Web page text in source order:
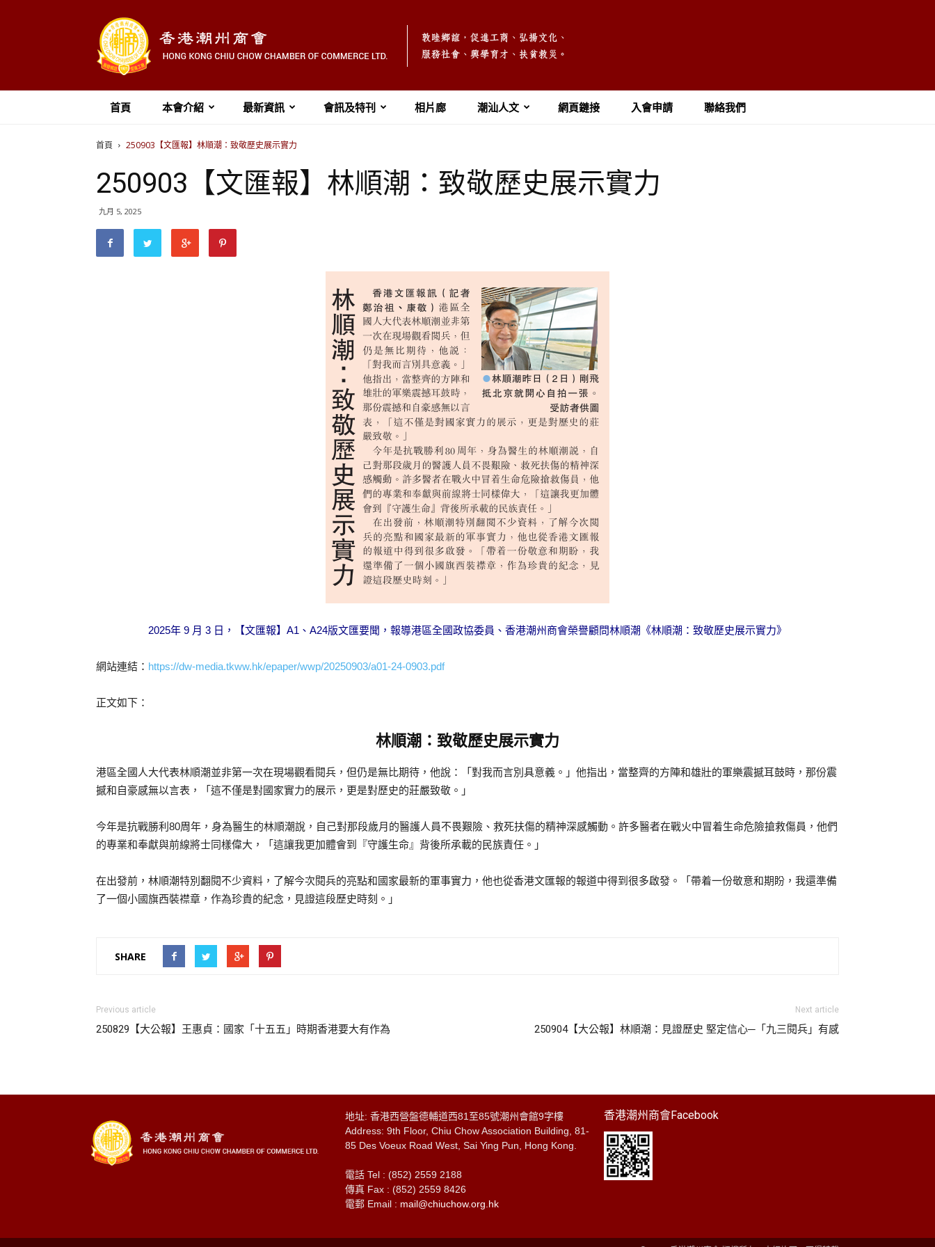
首頁 本會介紹 最新資訊 會訊及特刊 相片廊 潮汕人文 網頁鏈接 入會申請 聯絡我們
首頁 250903【文匯報】林順潮：致敬歷史展示實力
250903【文匯報】林順潮：致敬歷史展示實力
九月 5, 2025
2025年 9 月 3 日，【文匯報】A1、A24版文匯要聞，報導港區全國政協委員、香港潮州商會榮譽顧問林順潮《林順潮：致敬歷史展示實力》
網站連結： https://dw-media.tkww.hk/epaper/wwp/20250903/a01-24-0903.pdf
正文如下：
林順潮：致敬歷史展示實力
港區全國人大代表林順潮並非第一次在現場觀看閱兵，但仍是無比期待，他說：「對我而言別具意義。」他指出，當整齊的方陣和雄壯的軍樂震撼耳鼓時，那份震
撼和自豪感無以言表，「這不僅是對國家實力的展示，更是對歷史的莊嚴致敬。」
今年是抗戰勝利80周年，身為醫生的林順潮說，自己對那段歲月的醫護人員不畏艱險、救死扶傷的精神深感觸動。許多醫者在戰火中冒着生命危險搶救傷員，他們
的專業和奉獻與前線將士同樣偉大，「這讓我更加體會到『守護生命』背後所承載的民族責任。」
在出發前，林順潮特別翻閱不少資料，了解今次閱兵的亮點和國家最新的軍事實力，他也從香港文匯報的報道中得到很多啟發。「帶着一份敬意和期盼，我還準備
了一個小國旗西裝襟章，作為珍貴的紀念，見證這段歷史時刻。」
SHARE
Previous article
250829【大公報】王惠貞：國家「十五五」時期香港要大有作為
Next article
250904【大公報】林順潮：見證歷史 堅定信心─「九三閱兵」有感
地址: 香港西營盤德輔道西81至85號潮州會館9字樓
Address: 9th Floor, Chiu Chow Association Building, 81-
85 Des Voeux Road West, Sai Ying Pun, Hong Kong.
電話 Tel : (852) 2559 2188
傳真 Fax : (852) 2559 8426
電郵 Email : mail@chiuchow.org.hk
香港潮州商會Facebook